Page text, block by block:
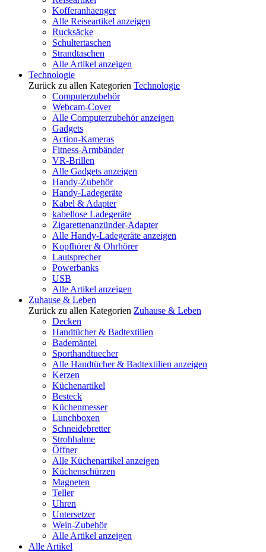
Kofferanhaenger
Alle Reiseartikel anzeigen
Rucksäcke
Schultertaschen
Strandtaschen
Alle Artikel anzeigen
Technologie
Zurück zu allen Kategorien Technologie
Computerzubehör
Webcam-Cover
Alle Computerzubehör anzeigen
Gadgets
Action-Kameras
Fitness-Armbänder
VR-Brillen
Alle Gadgets anzeigen
Handy-Zubehör
Handy-Ladegeräte
Kabel & Adapter
kabellose Ladegeräte
Zigarettenanzünder-Adapter
Alle Handy-Ladegeräte anzeigen
Kopfhörer & Ohrhörer
Lautsprecher
Powerbanks
USB
Alle Artikel anzeigen
Zuhause & Leben
Zurück zu allen Kategorien Zuhause & Leben
Decken
Handtücher & Badtextilien
Bademäntel
Sporthandtuecher
Alle Handtücher & Badtextilien anzeigen
Kerzen
Küchenartikel
Besteck
Küchenmesser
Lunchboxen
Schneidebretter
Strohhalme
Öffner
Alle Küchenartikel anzeigen
Küchenschürzen
Magneten
Teller
Uhren
Untersetzer
Wein-Zubehör
Alle Artikel anzeigen
Alle Artikel